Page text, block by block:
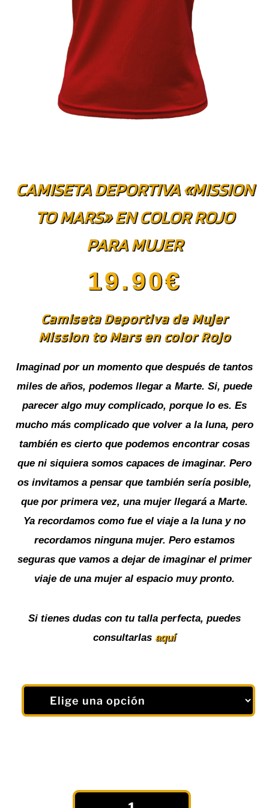
CAMISETA DEPORTIVA «MISSION
TO MARS» EN COLOR ROJO
PARA MUJER
19.90€
Camiseta Deportiva de Mujer
Mission to Mars en color Rojo
Imaginad por un momento que después de tantos
miles de años, podemos llegar a Marte. Si, puede
parecer algo muy complicado, porque lo es. Es
mucho más complicado que volver a la luna, pero
también es cierto que podemos encontrar cosas
que ni siquiera somos capaces de imaginar. Pero
os invitamos a pensar que también sería posible,
que por primera vez, una mujer llegará a Marte.
Ya recordamos como fue el viaje a la luna y no
recordamos ninguna mujer. Pero estamos
seguras que vamos a dejar de imaginar el primer
viaje de una mujer al espacio muy pronto.
Si tienes dudas con tu talla perfecta, puedes
consultarlas aquí